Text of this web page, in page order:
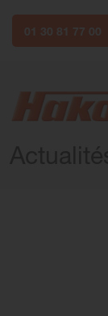
01 30 81 77 00